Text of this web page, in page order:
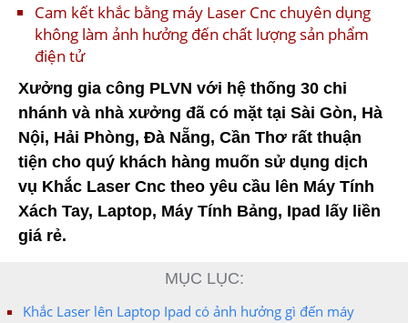
Cam kết khắc bằng máy Laser Cnc chuyên dụng
không làm ảnh hưởng đến chất lượng sản phẩm
điện tử
Xưởng gia công PLVN với hệ thống 30 chi
nhánh và nhà xưởng đã có mặt tại Sài Gòn, Hà
Nội, Hải Phòng, Đà Nẵng, Cần Thơ rất thuận
tiện cho quý khách hàng muốn sử dụng dịch
vụ Khắc Laser Cnc theo yêu cầu lên Máy Tính
Xách Tay, Laptop, Máy Tính Bảng, Ipad lấy liền
giá rẻ.
MỤC LỤC:
Khắc Laser lên Laptop Ipad có ảnh hưởng gì đến máy